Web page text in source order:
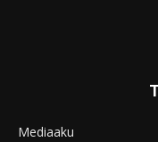
Mediaaku